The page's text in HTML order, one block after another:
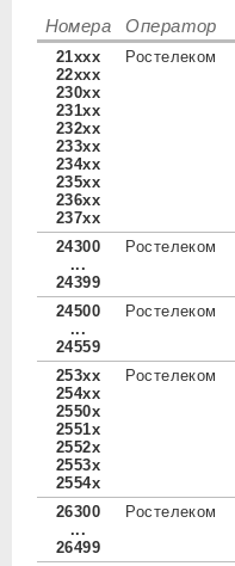
Номера Оператор
21xxx
22xxx
230xx
231xx
232xx
233xx
234xx
235xx
236xx
237xx
Ростелеком
24300
...
24399
Ростелеком
24500
...
24559
Ростелеком
253xx
254xx
2550x
2551x
2552x
2553x
2554x
Ростелеком
26300
...
26499
Ростелеком